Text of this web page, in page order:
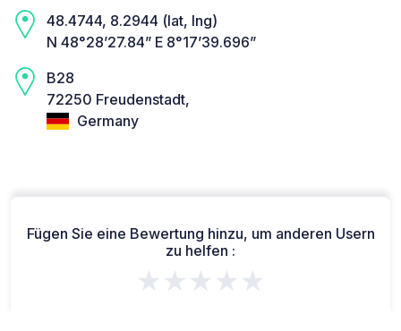
48.4744, 8.2944 (lat, lng)
N 48°28’27.84” E 8°17’39.696”
B28
72250 Freudenstadt,
Germany
Fügen Sie eine Bewertung hinzu, um anderen Usern
zu helfen :
★★★★★